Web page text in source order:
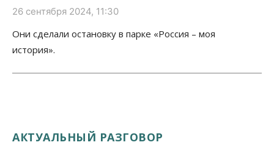
26 сентября 2024, 11:30
Они сделали остановку в парке «Россия – моя
история».
АКТУАЛЬНЫЙ РАЗГОВОР